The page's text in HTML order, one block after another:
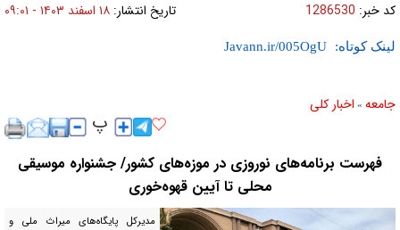
کد خبر: 1286530 تاریخ انتشار: ۱۸ اسفند ۱۴۰۳ - ۰۹:۰۱
لینک کوتاه:
جامعه » اخبار كلی
فهرست برنامه‌های نوروزی در موزه‌های کشور/ جشنواره موسیقی
محلی تا آیین قهوه‌خوری
مدیرکل پایگاه‌های میراث ملی و